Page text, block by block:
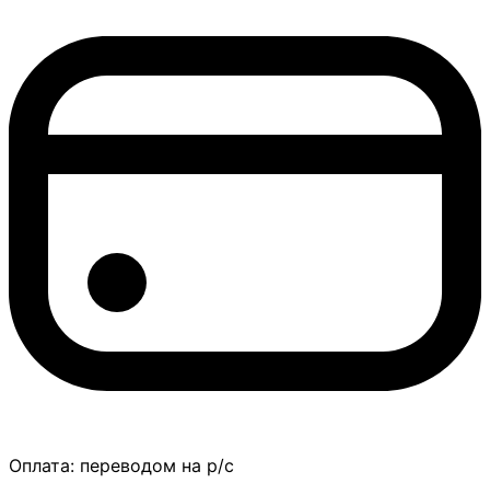
Оплата: переводом на р/с